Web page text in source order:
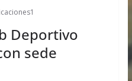
Deportivo
sede